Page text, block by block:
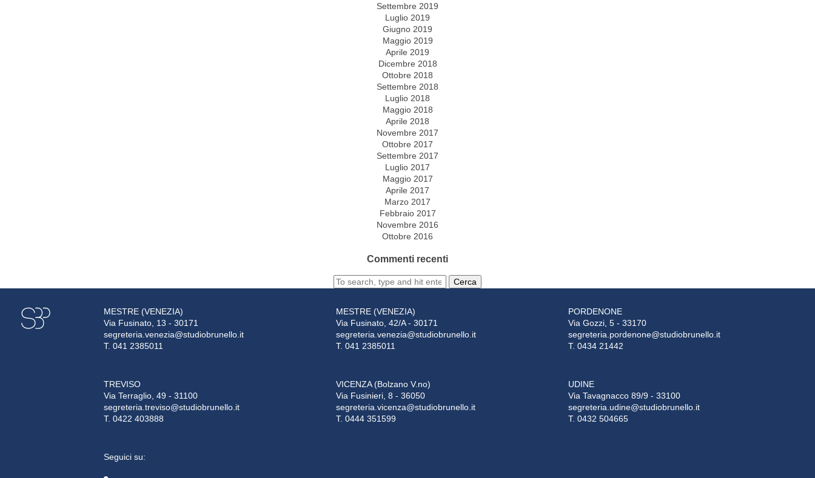
Settembre 2019
Luglio 2019
Giugno 2019
Maggio 2019
Aprile 2019
Dicembre 2018
Ottobre 2018
Settembre 2018
Luglio 2018
Maggio 2018
Aprile 2018
Novembre 2017
Ottobre 2017
Settembre 2017
Luglio 2017
Maggio 2017
Aprile 2017
Marzo 2017
Febbraio 2017
Novembre 2016
Ottobre 2016
Commenti recenti
Cerca
MESTRE (VENEZIA)
Via Fusinato, 13 - 30171
segreteria.venezia@studiobrunello.it
T. 041 2385011
MESTRE (VENEZIA)
Via Fusinato, 42/A - 30171
segreteria.venezia@studiobrunello.it
T. 041 2385011
PORDENONE
Via Gozzi, 5 - 33170
segreteria.pordenone@studiobrunello.it
T. 0434 21442
TREVISO
Via Terraglio, 49 - 31100
segreteria.treviso@studiobrunello.it
T. 0422 403888
VICENZA (Bolzano V.no)
Via Fusinieri, 8 - 36050
segreteria.vicenza@studiobrunello.it
T. 0444 351599
UDINE
Via Tavagnacco 89/9 - 33100
segreteria.udine@studiobrunello.it
T. 0432 504665
Seguici su: